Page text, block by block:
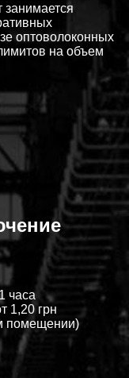
оптоволоконных
на объем
часа
1,20 грн
помещении)